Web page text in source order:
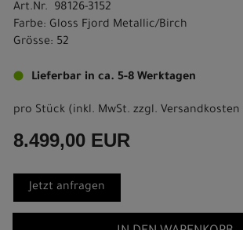
Art.Nr. 98126-3152
Farbe: Gloss Fjord Metallic/Birch
Grösse: 52
Lieferbar in ca. 5-8 Werktagen
pro Stück (inkl. MwSt. zzgl.
8.499,00 EUR
Jetzt anfragen